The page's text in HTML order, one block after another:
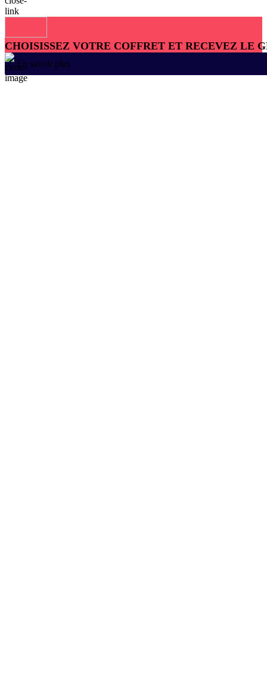
CHOISISSEZ VOTRE COFFRET ET RECEVEZ LE
En savoir plus